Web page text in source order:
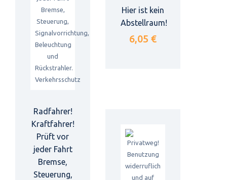
Radfahrer!
Kraftfahrer!
Prüft vor
jeder Fahrt
Bremse,
Steuerung,
Hier ist kein
Abstellraum!
6,05 €